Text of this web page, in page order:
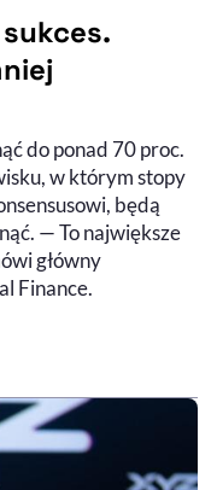
do ponad 70 proc.
w którym stopy
będą
— To największe
główny
Finance.